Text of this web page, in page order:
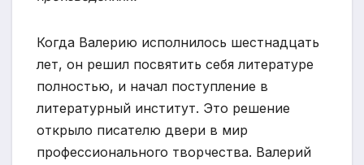
Когда Валерию исполнилось шестнадцать
лет, он решил посвятить себя литературе
полностью, и начал поступление в
литературный институт. Это решение
открыло писателю двери в мир
профессионального творчества. Валерий